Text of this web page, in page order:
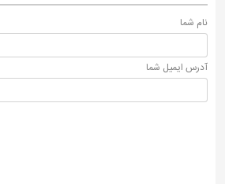
نام شما
آدرس ايميل شما